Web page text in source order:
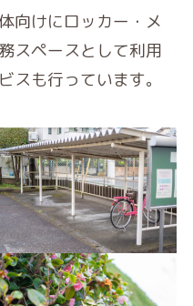
向けにロッカー・メ
スペースとして利用
スも行っています。